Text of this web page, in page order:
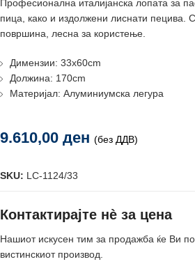
Професионалнa италијанска лопатa за
пица, како и издолжени лиснати пецива.
површина, лесна за користење.
Димензии: 33x60cm
Должина: 170cm
Материјал: Алуминиумска легура
9.610,00 ден (без ДДВ)
SKU: LC-1124/33
Контактирајте нè за цена
Нашиот искусен тим за продажба ќе Ви
вистинскиот производ.